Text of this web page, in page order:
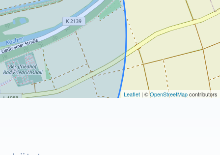
Leaflet | ©OpenStreetMapcontributors